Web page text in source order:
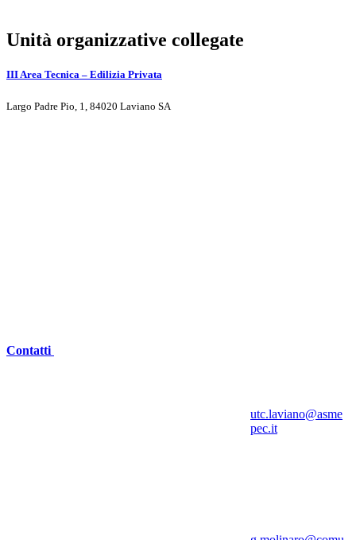
Unità organizzative collegate
III Area Tecnica – Edilizia Privata
Largo Padre Pio, 1, 84020 Laviano SA
Contatti
utc.laviano@asme
pec.it